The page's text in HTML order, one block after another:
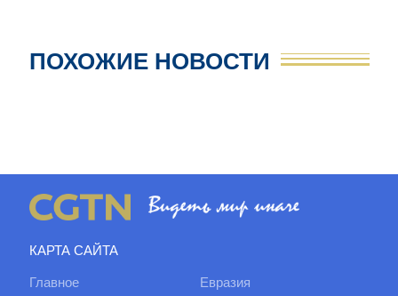
ПОХОЖИЕ НОВОСТИ
КАРТА САЙТА
Главное
Евразия